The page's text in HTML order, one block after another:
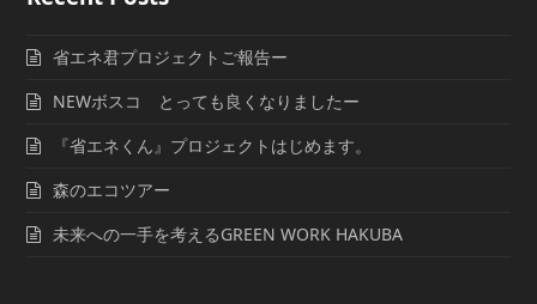
省エネ君プロジェクトご報告ー
NEWボスコ とっても良くなりましたー
『省エネくん』プロジェクトはじめます。
森のエコツアー
未来への一手を考えるGREEN WORK HAKUBA